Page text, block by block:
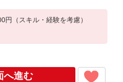
円（スキル・経験を考慮）
へ進む